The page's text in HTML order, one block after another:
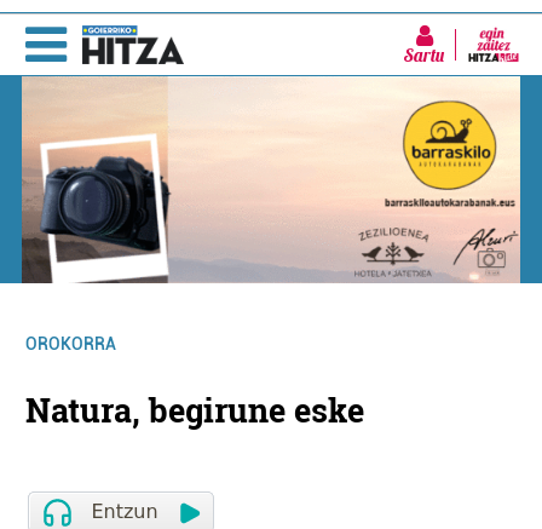
Sartu
OROKORRA
Natura, begirune eske